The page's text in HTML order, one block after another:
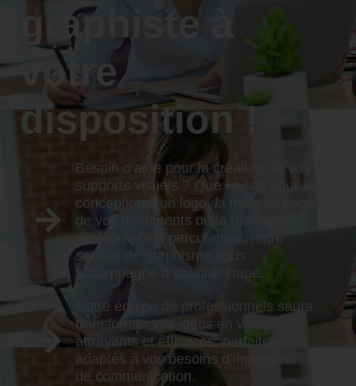
graphiste à
votre
disposition !
Besoin d’aide pour la création de vos
supports visuels ? Que ce soit pour la
conception d’un logo, la mise en page
de vos documents ou la réalisation
d’infographies percutantes, notre
service de graphisme vous
accompagne à chaque étape.
Notre équipe de professionnels saura
transformer vos idées en visuels
attrayants et efficaces, parfaitement
adaptés à vos besoins d’impression et
de communication.